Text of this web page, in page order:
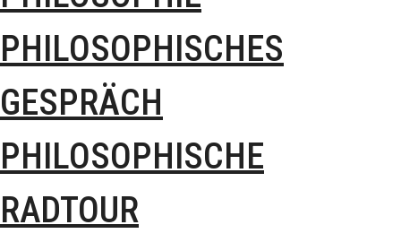
PHILOSOPHISCHES
GESPRÄCH
PHILOSOPHISCHE
RADTOUR